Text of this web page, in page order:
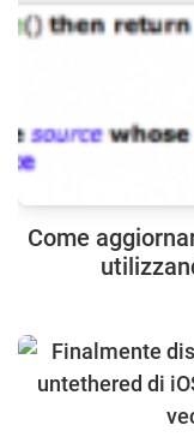
Come